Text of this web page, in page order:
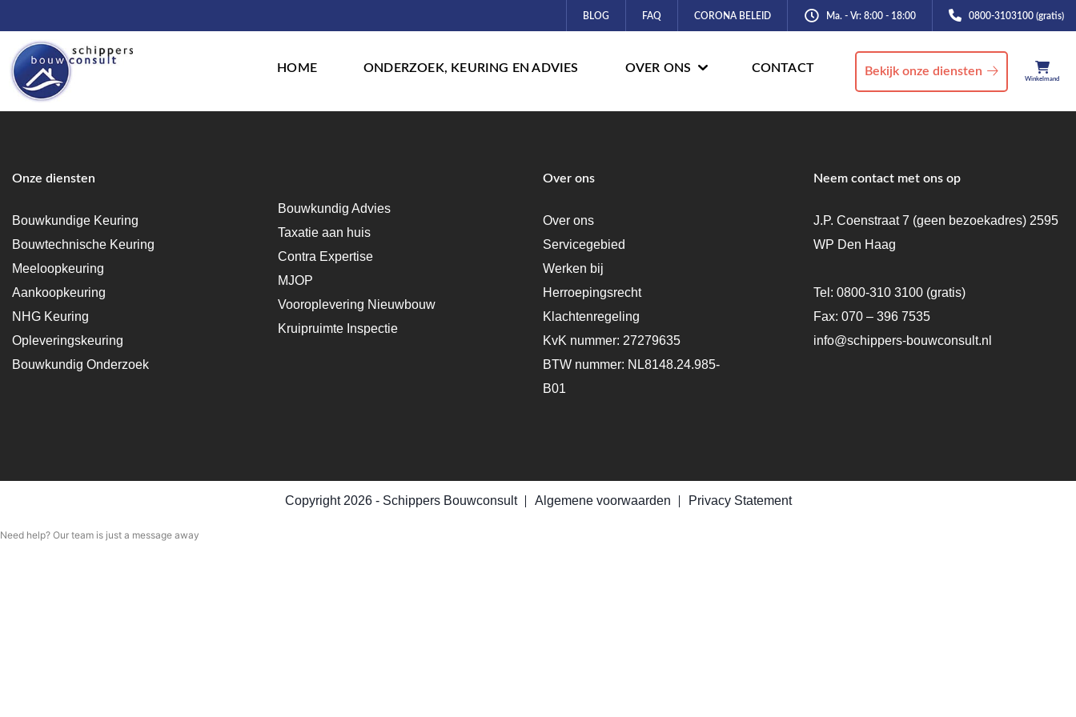
BLOG FAQ CORONA BELEID Ma. - Vr: 8:00 - 18:00 0800-3103100 (gratis)
HOME ONDERZOEK, KEURING EN ADVIES OVER ONS CONTACT
Winkelmand
Bekijk onze diensten
Onze diensten
Bouwkundige Keuring
Bouwtechnische Keuring
Meeloopkeuring
Aankoopkeuring
NHG Keuring
Opleveringskeuring
Bouwkundig Onderzoek
Bouwkundig Advies
Taxatie aan huis
Contra Expertise
MJOP
Vooroplevering Nieuwbouw
Kruipruimte Inspectie
Over ons
Over ons
Servicegebied
Werken bij
Herroepingsrecht
Klachtenregeling
KvK nummer: 27279635
BTW nummer: NL8148.24.985-
B01
Neem contact met ons op
J.P. Coenstraat 7 (geen bezoekadres) 2595
WP Den Haag
Tel: 0800-310 3100(gratis)
Fax: 070 – 396 7535
info@schippers-bouwconsult.nl
Copyright 2026 - Schippers Bouwconsult Algemene voorwaarden Privacy Statement
Need help? Our team is just a message away